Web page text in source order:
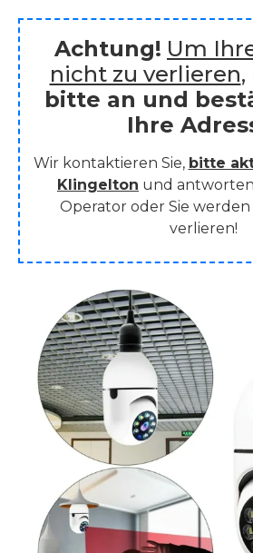
Achtung! Um
nicht zu verlieren,
bitte an und
Ihre
Wir kontaktieren Sie, bitte
Klingelton und
Operator oder Sie
verlieren!